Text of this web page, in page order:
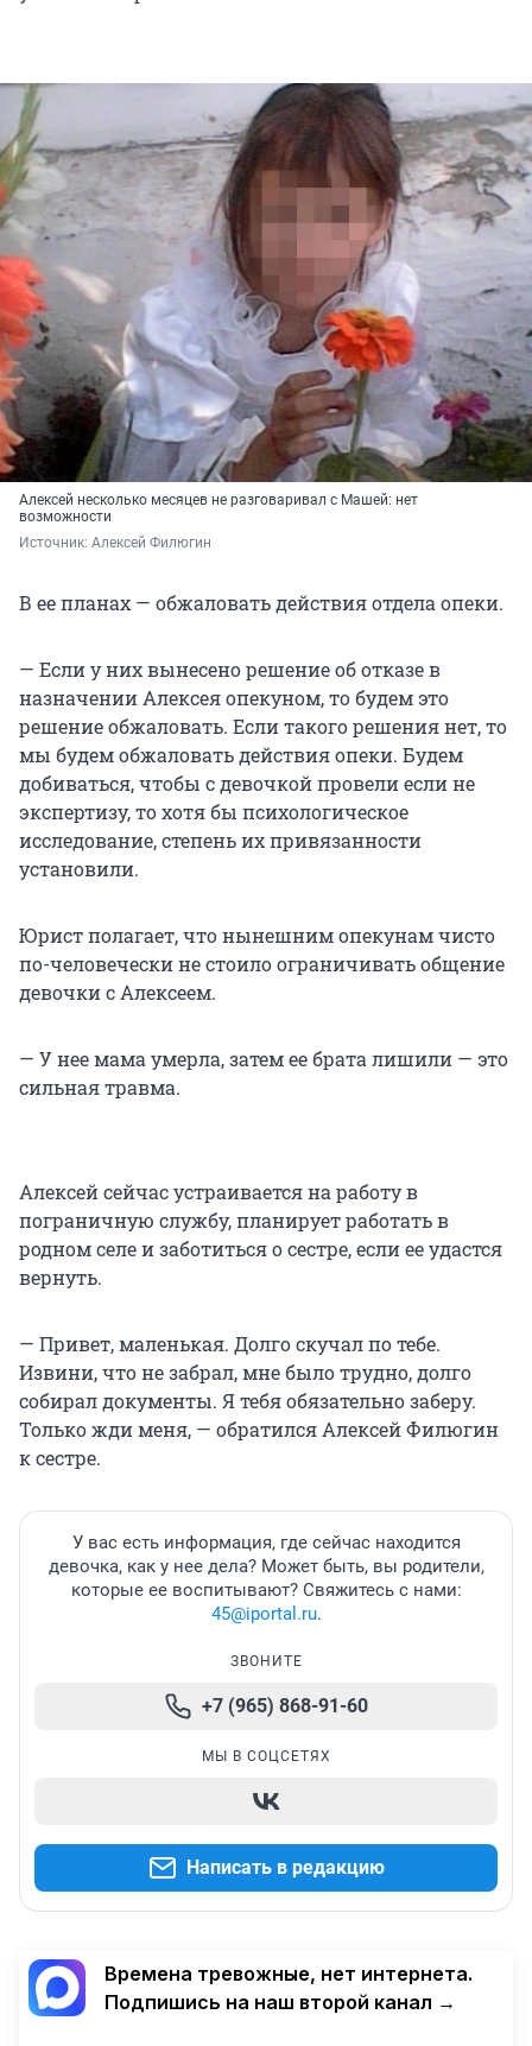
Алексей несколько месяцев не разговаривал с Машей: нет
возможности
Источник: Алексей Филюгин
В ее планах — обжаловать действия отдела опеки.
— Если у них вынесено решение об отказе в
назначении Алексея опекуном, то будем это
решение обжаловать. Если такого решения нет, то
мы будем обжаловать действия опеки. Будем
добиваться, чтобы с девочкой провели если не
экспертизу, то хотя бы психологическое
исследование, степень их привязанности
установили.
Юрист полагает, что нынешним опекунам чисто
по-человечески не стоило ограничивать общение
девочки с Алексеем.
— У нее мама умерла, затем ее брата лишили — это
сильная травма.
Алексей сейчас устраивается на работу в
пограничную службу, планирует работать в
родном селе и заботиться о сестре, если ее удастся
вернуть.
— Привет, маленькая. Долго скучал по тебе.
Извини, что не забрал, мне было трудно, долго
собирал документы. Я тебя обязательно заберу.
Только жди меня, — обратился Алексей Филюгин
к сестре.
У вас есть информация, где сейчас находится
девочка, как у нее дела? Может быть, вы родители,
которые ее воспитывают? Свяжитесь с нами:
45@iportal.ru.
ЗВОНИТЕ
+7 (965) 868-91-60
МЫ В СОЦСЕТЯХ
Написать в редакцию
Времена тревожные, нет интернета.
Подпишись на наш второй канал →